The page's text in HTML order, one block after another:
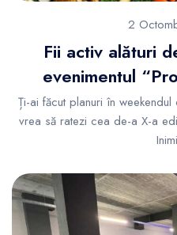
2
Fii activ alături
evenimentul
Ți-ai făcut planuri în
vrea să ratezi cea de-a X-a